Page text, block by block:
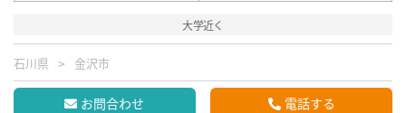
大学近く
石川県 金沢市
お問合わせ 電話する